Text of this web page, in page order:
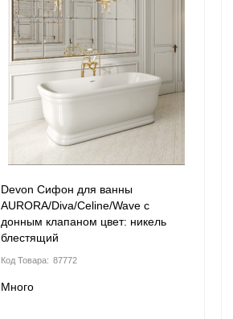
Devon Сифон для ванны
AURORA/Diva/Celine/Wave с
донным клапаном цвет: никель
блестящий
87772
Много